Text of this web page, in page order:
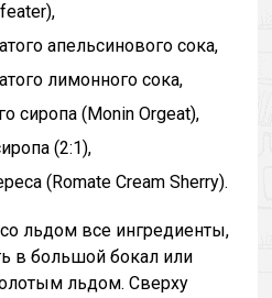
апельсинового сока,
лимонного сока,
сиропа (Monin Orgeat),
(2:1),
(Romate Cream Sherry).
льдом все ингредиенты,
в большой бокал или
льдом. Сверху